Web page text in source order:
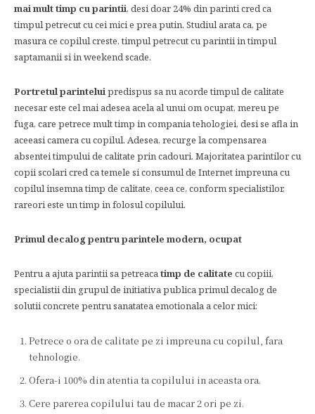
mai mult timp cu parintii, desi doar 24% din parinti cred ca
timpul petrecut cu cei mici e prea putin. Studiul arata ca, pe
masura ce copilul creste, timpul petrecut cu parintii in timpul
saptamanii si in weekend scade.
Portretul parinteluipredispus sa nu acorde timpul de calitate
necesar este cel mai adesea acela al unui om ocupat, mereu pe
fuga, care petrece mult timp in compania tehologiei, desi se afla in
aceeasi camera cu copilul. Adesea, recurge la compensarea
absentei timpului de calitate prin cadouri. Majoritatea parintilor cu
copii scolari cred ca temele si consumul de Internet impreuna cu
copilul insemna timp de calitate, ceea ce, conform specialistilor,
rareori este un timp in folosul copilului.
Primul decalog pentru parintele modern, ocupat
Pentru a ajuta parintii sa petreacatimp de calitate cu copiii,
specialistii din grupul de initiativa publica primul decalog de
solutii concrete pentru sanatatea emotionala a celor mici:
Petrece o ora de calitate pe zi impreuna cu copilul, fara
tehnologie.
Ofera-i 100% din atentia ta copilului in aceasta ora.
Cere parerea copilului tau de macar 2 ori pe zi.